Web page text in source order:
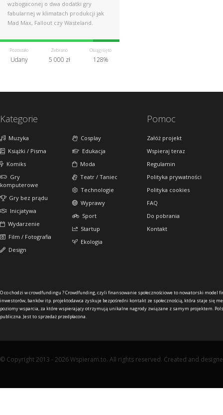
wzbogaconej o dwa dodatki gry
fabularnej w klimatach produkcji jak
Mad Max, Fallout czy Wasteland.
Pozostało
Udany
Zebrano
5 000 zł
Osiągnięto
128%
Kategorie
Muzyka
Książki / Pisma
Komiks
Gry
komputerowe
Gry bez prądu
Inicjatywa
Wydarzenie
Film / Fotografia
Design
Cosplay
Edukacja
Moda
Teatr / Taniec
Technologie
Wyprawy
Sport
Startup
Ekologia
Pomoc
Załóż projekt
Wspieraj teraz
Regulamin
Polityka prywatności
Polityka cookies
FAQ
Do pobrania
Kontakt
O co chodzi w crowdfundingu ?Crowdfunding, czyli finansowanie społecznościowe to nowatorski model
inwestorów, banków itp. projektodawca zyskuje bezpośredni kontakt ze społecznością, która staje się
poziomy wsparcia, za które wspierający otrzymują unikalne nagrody związane z samym projektem.
publiczna. Jest to sprzedaż przedpłacona.
© Copyright 2013 - 2026 Wspieram.to. All rights reserved. Created and